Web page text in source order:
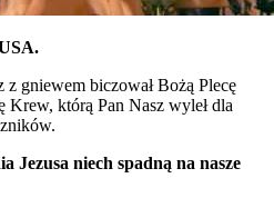
z gniewem biczował Bożą Plecę
Krew, którą Pan Nasz wyleł dla
Jezusa niech spadną na nasze